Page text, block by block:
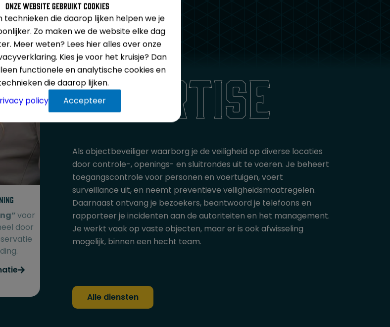
voor
door
Onze
expertise
Als objectbeveiliger waarborg je de veiligheid op diverse locaties
door controle-, openings- en sluitrondes uit te voeren. Je beheert
toegangscontrole voor personen en voertuigen, voert
surveillance uit, en neemt preventieve veiligheidsmaatregelen.
Daarnaast ontvang je bezoekers, beantwoord je telefoons en
rapporteer je incidenten aan de autoriteiten en het management.
Je werkt vaak op vaste objecten, maar er is ook afwisseling
mogelijk, binnen een hecht team.
Alle diensten
Onze website gebruikt cookies
technieken die daarop lijken helpen we je
Zo maken we de website elke dag
Meer weten? Lees hier alles over onze
Kies je voor het kruisje? Dan
functionele en analytische cookies en
die daarop lijken.
policy
Accepteer